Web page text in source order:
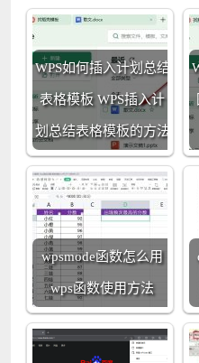
WPS如何插入计划总结
表格模板 WPS插入计
划总结表格模板的方法
wpsmode函数怎么用
wps函数使用方法